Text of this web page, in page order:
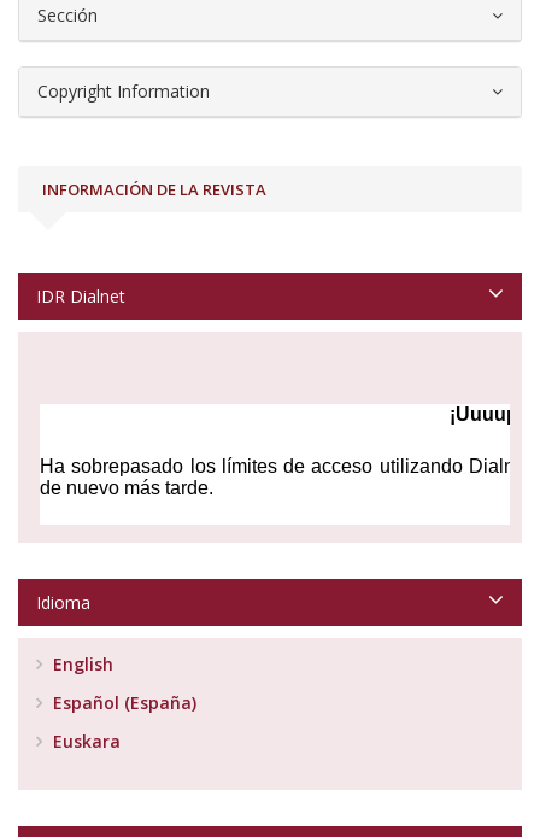
Sección
Copyright Information
INFORMACIÓN DE LA REVISTA
IDR Dialnet
Idioma
English
Español (España)
Euskara